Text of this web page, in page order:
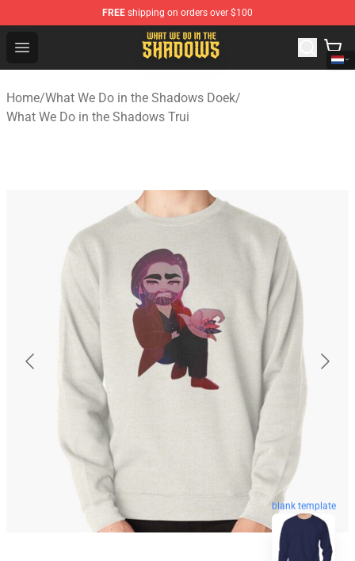
FREE shipping on orders over $100
Open menu
What We Do in the Shadows Shop - Official What We
Home/What We Do in the Shadows Doek/
What We Do in the Shadows Trui
blank template